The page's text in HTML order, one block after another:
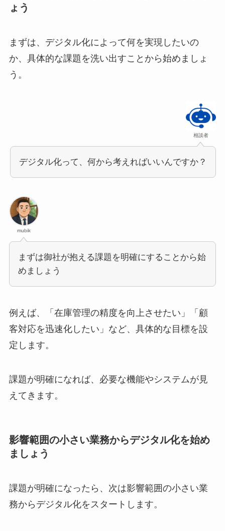
ょう
まずは、デジタル化によって何を実現したいの
か、具体的な課題を洗い出すことから始めましょ
う。
相談者
デジタル化って、何から考えればいいんですか？
mubik
まずは御社が抱える課題を明確にすることから始
めましょう
例えば、「在庫管理の精度を向上させたい」「顧
客対応を迅速化したい」など、具体的な目標を設
定します。
課題が明確になれば、必要な機能やシステムが見
えてきます。
影響範囲の小さい業務からデジタル化を始め
ましょう
課題が明確になったら、次は影響範囲の小さい業
務からデジタル化をスタートします。